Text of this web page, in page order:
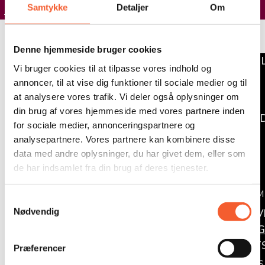
Samtykke Detaljer Om
Denne hjemmeside bruger cookies
Vi bruger cookies til at tilpasse vores indhold og
annoncer, til at vise dig funktioner til sociale medier og til
at analysere vores trafik. Vi deler også oplysninger om
din brug af vores hjemmeside med vores partnere inden
for sociale medier, annonceringspartnere og
analysepartnere. Vores partnere kan kombinere disse
data med andre oplysninger, du har givet dem, eller som
de har indsamlet fra din brug af deres tjenester.
Nødvendig
Præferencer
Handelsbetingeler
KØB
FORT
KALK
TUR
FORT
KALK
TUR
OM